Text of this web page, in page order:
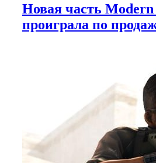
Новая часть
проиграла по